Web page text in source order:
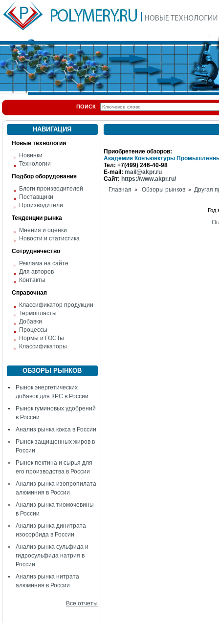
ПОИСК
НАВИГАЦИЯ
Новые технологии
Новинки
Технологии
Подбор оборудования
Блоги производителей
Поставщики
Производители
Тенденции рынка
Мнения и оценки
Новости и статистика
Сотрудничество
Реклама на сайте
Для авторов
Контакты
Справочная
Классификатор продукции
Термопласты
Добавки
Процессы
Нормы и ГОСТы
Классификаторы
ОБЗОРЫ РЫНКОВ
Рынок энергетических
добавок для КРС в России
Рынок гуминовых удобрений
в России
Анализ рынка кокса в России
Рынок защищенных жиров в
России
Рынок пектина и сырья для
его производства в России
Анализ рынка изопропилата
алюминия в России
Анализ рынка тиомочевины
в России
Анализ рынка динитрата
изосорбида в России
Анализ рынка сульфида и
гидросульфида натрия в
России
Анализ рынка нитрата
алюминия в России
Все отчеты
Приобретение обзоров:
Академия Конъюнктуры
Тел: +7(499) 246-40-98
E-mail: mail@akpr.ru
Сайт: https://www.akpr.ru/
Главная > Обзоры рынков > Другая
Год